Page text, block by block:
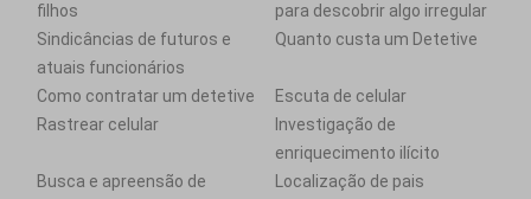
filhos
para descobrir algo irregular
Sindicâncias de futuros e
atuais funcionários
Quanto custa um Detetive
Como contratar um detetive
Escuta de celular
Rastrear celular
Investigação de
enriquecimento ilícito
Busca e apreensão de
Localização de pais